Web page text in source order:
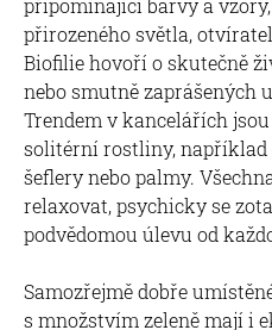
přirozeného světla,
Biofilie hovoří o skutečně
nebo smutně zaprášených
Trendem v kancelářích
solitérní rostliny, například
šeflery nebo palmy.
relaxovat, psychicky se
podvědomou úlevu od
Samozřejmě dobře
s množstvím zeleně mají i